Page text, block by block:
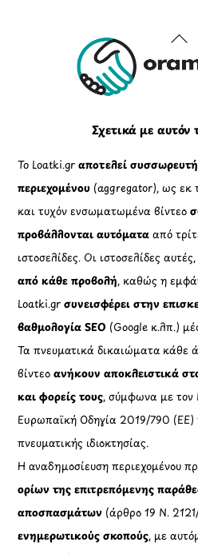
To
Σχετικά με αυτόν
Το Loatki.grαποτελεί συσσωρευτή
περιεχομένου (aggregator), ως εκ
και τυχόν ενσωματωμένα βίντεο
προβάλλονται αυτόματααπό
ιστοσελίδες. Οι ιστοσελίδες
από κάθε προβολή, καθώς η
Loatki.gr συνεισφέρει στην
βαθμολογία SEO (Google κ.λπ.)
Τα πνευματικά δικαιώματα κάθε
βίντεοανήκουν αποκλειστικά
και φορείς τους, σύμφωνα με τον
Ευρωπαϊκή Οδηγία 2019/790 (ΕΕ)
πνευματικής ιδιοκτησίας.
Η αναδημοσίευση περιεχομένου
ορίων της επιτρεπόμενης
αποσπασμάτων (άρθρο 19 Ν.
ενημερωτικούς σκοπούς, με